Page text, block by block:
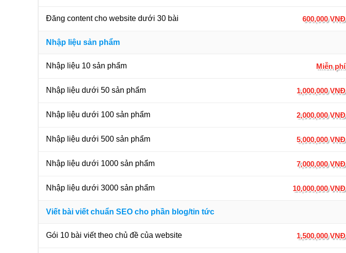
Đăng content cho website dưới 30 bài 600,000 VNĐ
Nhập liệu sản phẩm
Nhập liệu 10 sản phẩm Miễn phí
Nhập liệu dưới 50 sản phẩm 1,000,000 VNĐ
Nhập liệu dưới 100 sản phẩm 2,000,000 VNĐ
Nhập liệu dưới 500 sản phẩm 5,000,000 VNĐ
Nhập liệu dưới 1000 sản phẩm 7,000,000 VNĐ
Nhập liệu dưới 3000 sản phẩm 10,000,000 VNĐ
Viết bài viết chuẩn SEO cho phần blog/tin tức
Gói 10 bài viết theo chủ đề của website 1,500,000 VNĐ